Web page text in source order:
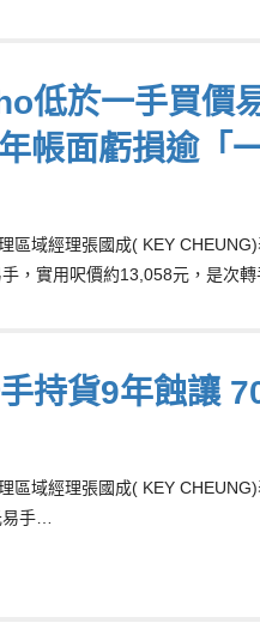
低於一手買價
帳面虧損逾「一
區域經理張國成( KEY
，實用呎價約13,058元，是次
持貨9年蝕讓
區域經理張國成( KEY
易手…